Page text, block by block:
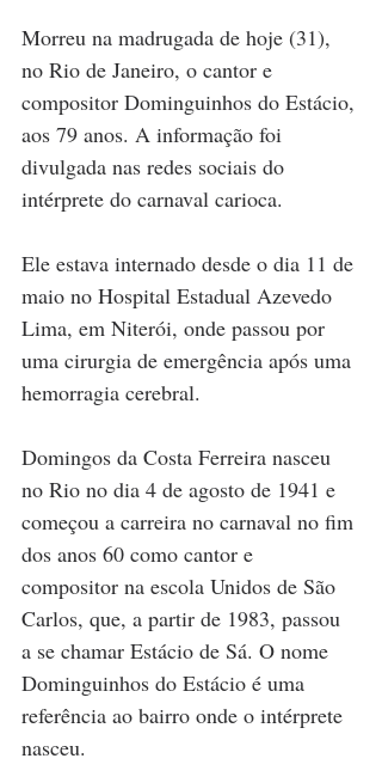
Morreu na madrugada de hoje (31),
no Rio de Janeiro, o cantor e
compositor Dominguinhos do Estácio,
aos 79 anos. A informação foi
divulgada nas redes sociais do
intérprete do carnaval carioca.
Ele estava internado desde o dia 11 de
maio no Hospital Estadual Azevedo
Lima, em Niterói, onde passou por
uma cirurgia de emergência após uma
hemorragia cerebral.
Domingos da Costa Ferreira nasceu
no Rio no dia 4 de agosto de 1941 e
começou a carreira no carnaval no fim
dos anos 60 como cantor e
compositor na escola Unidos de São
Carlos, que, a partir de 1983, passou
a se chamar Estácio de Sá. O nome
Dominguinhos do Estácio é uma
referência ao bairro onde o intérprete
nasceu.